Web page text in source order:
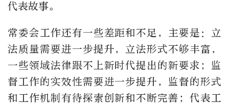
代表故事。
常委会工作还有一些差距和不足，主要是：立
法质量需要进一步提升，立法形式不够丰富，
一些领域法律跟不上新时代提出的新要求；监
督工作的实效性需要进一步提升，监督的形式
和工作机制有待探索创新和不断完善；代表工